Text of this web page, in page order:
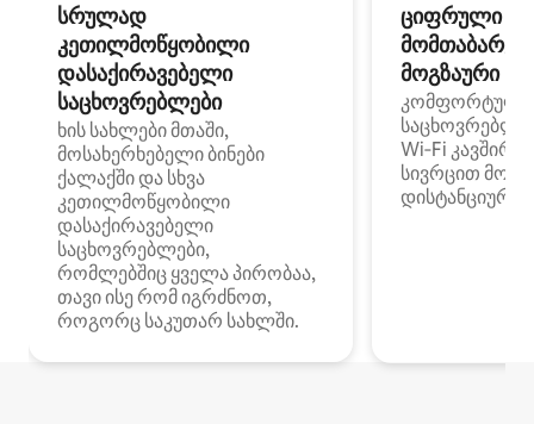
სრულად
კეთილმოწყობილი
დასაქირავებელი
საცხოვრებლები
ხის სახლები მთაში,
მოსახერხებელი ბინები
ქალაქში და სხვა
კეთილმოწყობილი
დასაქირავებელი
საცხოვრებლები,
რომლებშიც ყველა პირობაა,
თავი ისე რომ იგრძნოთ,
როგორც საკუთარ სახლში.
ციფრული
მოგზაური
კომფორტული
Wi‑Fi
სივრცით
დისტანციური